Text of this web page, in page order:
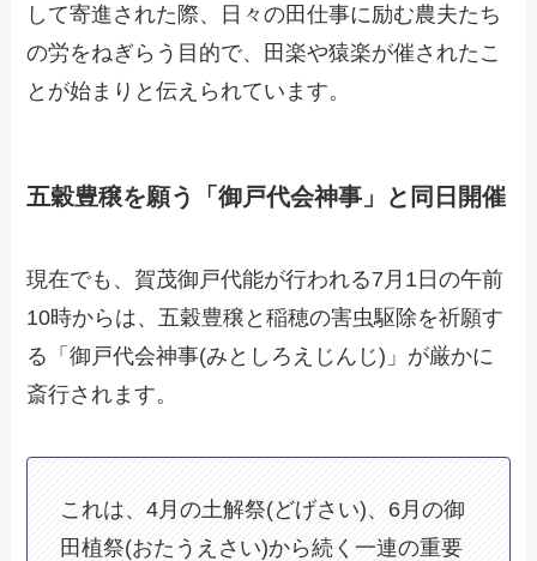
して寄進された際、日々の田仕事に励む農夫たち
の労をねぎらう目的で、田楽や猿楽が催されたこ
とが始まりと伝えられています。
五穀豊穣を願う「御戸代会神事」と同日開催
現在でも、賀茂御戸代能が行われる7月1日の午前
10時からは、五穀豊穣と稲穂の害虫駆除を祈願す
る「御戸代会神事(みとしろえじんじ)」が厳かに
斎行されます。
これは、4月の土解祭(どげさい)、6月の御
田植祭(おたうえさい)から続く一連の重要